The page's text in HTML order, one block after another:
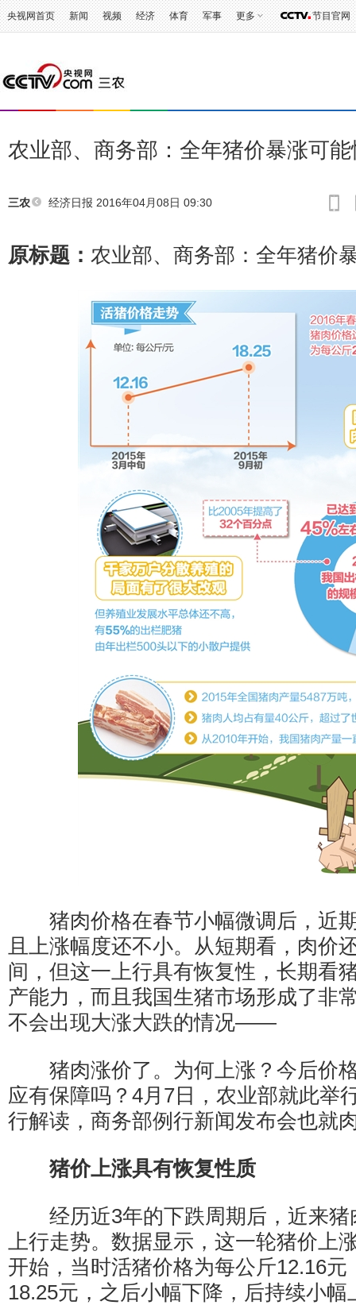
央视网首页 新闻 视频 经济 体育 军事 更多 节目官网
农业部、商务部：全年猪价暴涨可
三农 经济日报 2016年04月08日 09:30
原标题： 农业部、商务部：全年猪价
猪肉价格在春节小幅微调后，近
且上涨幅度还不小。从短期看，肉价
间，但这一上行具有恢复性，长期看
产能力，而且我国生猪市场形成了非
不会出现大涨大跌的情况——
猪肉涨价了。为何上涨？今后价
应有保障吗？4月7日，农业部就此举
行解读，商务部例行新闻发布会也就
猪价上涨具有恢复性质
经历近3年的下跌周期后，近来猪
上行走势。数据显示，这一轮猪价上
开始，当时活猪价格为每公斤12.16元
18.25元，之后小幅下降，后持续小